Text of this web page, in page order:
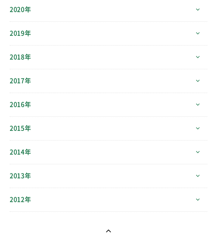
2020年
2019年
2018年
2017年
2016年
2015年
2014年
2013年
2012年